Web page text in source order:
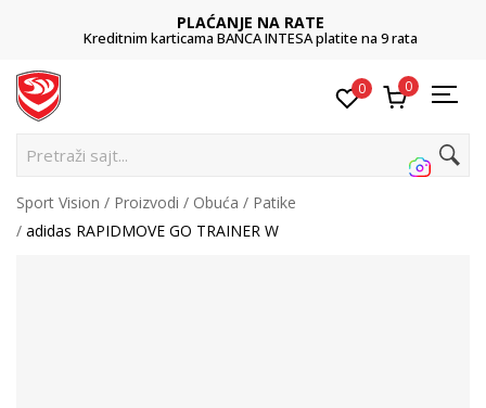
PLAĆANJE NA RATE
Kreditnim karticama BANCA INTESA platite na 9 rata
0 0
Pretraži sajt...
Sport Vision Proizvodi Obuća
Patike
adidas RAPIDMOVE GO TRAINER W